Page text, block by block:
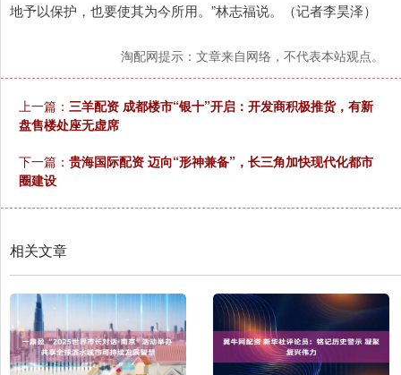
地予以保护，也要使其为今所用。”林志福说。（记者李昊泽）
淘配网提示：文章来自网络，不代表本站观点。
上一篇： 三羊配资 成都楼市“银十”开启：开发商积极推货，有新
盘售楼处座无虚席
下一篇： 贵海国际配资 迈向“形神兼备”，长三角加快现代化都市
圈建设
相关文章